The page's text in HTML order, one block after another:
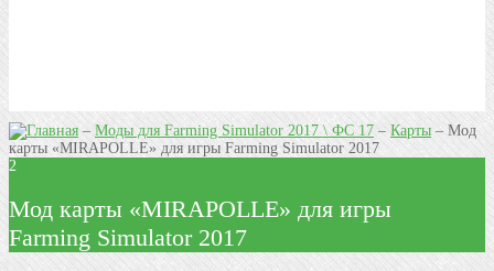
– Моды для Farming Simulator 2017 \ ФС 17 – Карты –Мод
карты «MIRAPOLLE» для игры Farming Simulator 2017
2
Мод карты «MIRAPOLLE» для игры
Farming Simulator 2017